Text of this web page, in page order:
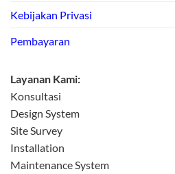
Kebijakan Privasi
Pembayaran
Layanan Kami:
Konsultasi
Design System
Site Survey
Installation
Maintenance System